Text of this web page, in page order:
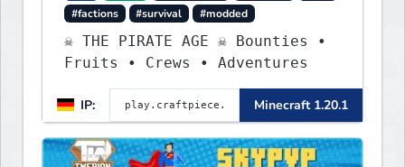
#factions
#survival #modded
☠ THE PIRATE AGE ☠ Bounties •
Fruits • Crews • Adventures
IP: Minecraft 1.20.1